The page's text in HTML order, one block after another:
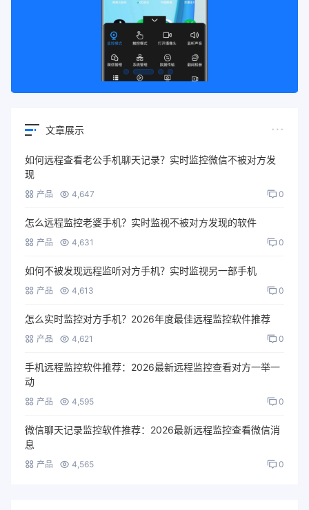
文章展示
如何远程查看老公手机聊天记录？实时监控微信不被对方发
现
产品 4,647 0
怎么远程监控老婆手机？实时监视不被对方发现的软件
产品 4,631 0
如何不被发现远程监听对方手机？实时监视另一部手机
产品 4,613 0
怎么实时监控对方手机？2026年度最佳远程监控软件推荐
产品 4,621 0
手机远程监控软件推荐：2026最新远程监控查看对方一举一
动
产品 4,595 0
微信聊天记录监控软件推荐：2026最新远程监控查看微信消
息
产品 4,565 0